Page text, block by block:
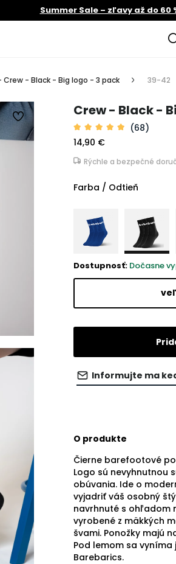
Summer Sale – zľavy až do 60
- Black - Big logo - 3 pack 39-42
Crew - Black -
(68)
14,90 €
Rýchle a bezpečné
Farba / Odtieň
Dostupnosť: Dočasne
Informujte ma
O produkte
Čierne barefootové
Logo sú nevyhnutnou
obúvania. Ide o
vyjadriť váš osobný
navrhnuté s ohľadom
vyrobené z mäkkých
švami. Ponožky majú
Pod lemom sa
Barebarics.